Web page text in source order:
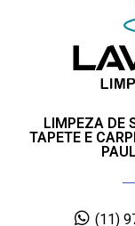
LIMPEZA DE
TAPETE E
(11)